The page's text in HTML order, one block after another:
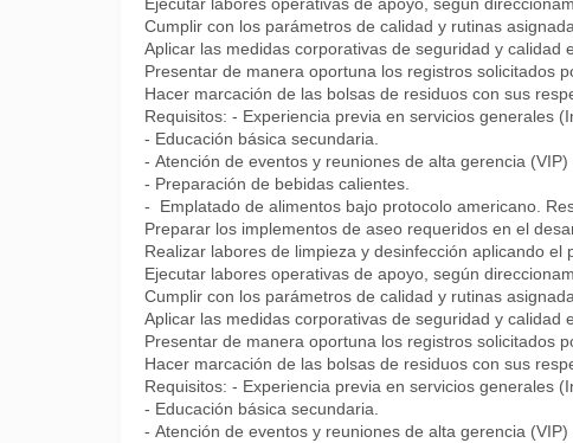
Cumplir con los parámetros de calidad y rutinas
Aplicar las medidas corporativas de seguridad y calidad
Presentar de manera oportuna los registros solicitados
Hacer marcación de las bolsas de residuos con sus
Requisitos: - Experiencia previa en servicios generales
- Educación básica secundaria.
- Atención de eventos y reuniones de alta gerencia
- Preparación de bebidas calientes.
- Emplatado de alimentos bajo protocolo americano.
Preparar los implementos de aseo requeridos en el
Realizar labores de limpieza y desinfección aplicando el
Ejecutar labores operativas de apoyo, según
Cumplir con los parámetros de calidad y rutinas
Aplicar las medidas corporativas de seguridad y calidad
Presentar de manera oportuna los registros solicitados
Hacer marcación de las bolsas de residuos con sus
Requisitos: - Experiencia previa en servicios generales
- Educación básica secundaria.
- Atención de eventos y reuniones de alta gerencia